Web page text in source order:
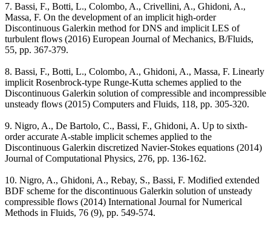
7. Bassi, F., Botti, L., Colombo, A., Crivellini, A., Ghidoni, A.,
Massa, F. On the development of an implicit high-order
Discontinuous Galerkin method for DNS and implicit LES of
turbulent flows (2016) European Journal of Mechanics, B/Fluids,
55, pp. 367-379.
8. Bassi, F., Botti, L., Colombo, A., Ghidoni, A., Massa, F. Linearly
implicit Rosenbrock-type Runge-Kutta schemes applied to the
Discontinuous Galerkin solution of compressible and incompressible
unsteady flows (2015) Computers and Fluids, 118, pp. 305-320.
9. Nigro, A., De Bartolo, C., Bassi, F., Ghidoni, A. Up to sixth-
order accurate A-stable implicit schemes applied to the
Discontinuous Galerkin discretized Navier-Stokes equations (2014)
Journal of Computational Physics, 276, pp. 136-162.
10. Nigro, A., Ghidoni, A., Rebay, S., Bassi, F. Modified extended
BDF scheme for the discontinuous Galerkin solution of unsteady
compressible flows (2014) International Journal for Numerical
Methods in Fluids, 76 (9), pp. 549-574.